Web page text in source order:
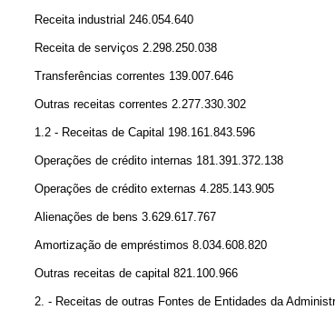
Receita industrial 246.054.640
Receita de serviços 2.298.250.038
Transferências correntes 139.007.646
Outras receitas correntes 2.277.330.302
1.2 - Receitas de Capital 198.161.843.596
Operações de crédito internas 181.391.372.138
Operações de crédito externas 4.285.143.905
Alienações de bens 3.629.617.767
Amortização de empréstimos 8.034.608.820
Outras receitas de capital 821.100.966
2. - Receitas de outras Fontes de Entidades da